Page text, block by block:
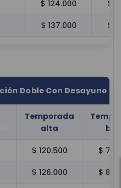
$ 124.000
$
$ 137.000 $
Doble Con Desayuno
Temporada
alta
$ 120.500
$
$ 126.000
$